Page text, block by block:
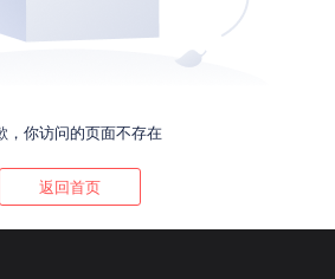
，你访问的页面不存在
返回首页